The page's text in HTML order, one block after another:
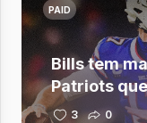
Bills tem
Patriots
semifinal
3 0
PAID